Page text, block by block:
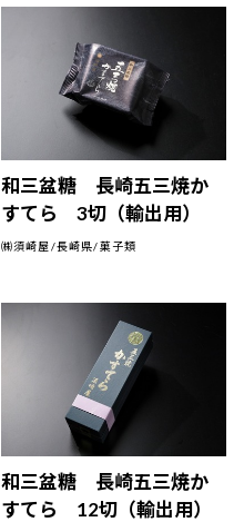
和三盆糖 長崎五三焼か
すてら 3切（輸出用）
㈱須崎屋/長崎県/菓子類
和三盆糖 長崎五三焼か
すてら 12切（輸出用）